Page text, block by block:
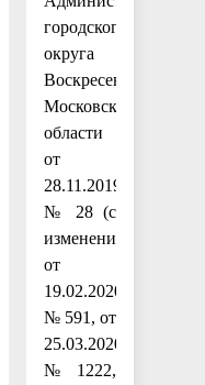
городского
округа
Воскресенск
Московской
области
от
28.11.2019
№ 28 (с
изменениями
от
19.02.2020
№ 591, от
25.03.2020
№ 1222,